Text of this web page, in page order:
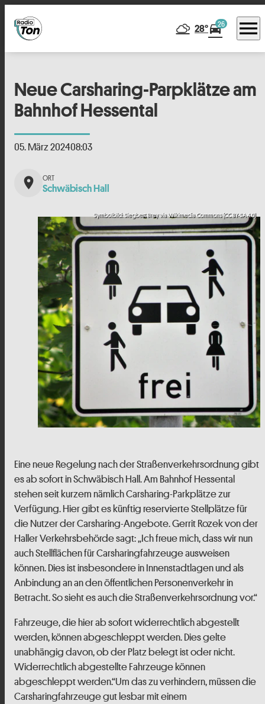
28°directions_car26 menu
Neue Carsharing-Parpklätze am
Bahnhof Hessental
05. März 202408:03
place Schwäbisch Hall
Symbolbild: Siegbert Brey via Wikimedia Commons (CC BY-SA 4.0)
Eine neue Regelung nach der Straßenverkehrsordnung gibt
es ab sofort in Schwäbisch Hall. Am Bahnhof Hessental
stehen seit kurzem nämlich Carsharing-Parkplätze zur
Verfügung. Hier gibt es künftig reservierte Stellplätze für
die Nutzer der Carsharing-Angebote. Gerrit Rozek von der
Haller Verkehrsbehörde sagt: „Ich freue mich, dass wir nun
auch Stellflächen für Carsharingfahrzeuge ausweisen
können. Dies ist insbesondere in Innenstadtlagen und als
Anbindung an an den öffentlichen Personenverkehr in
Betracht. So sieht es auch die Straßenverkehrsordnung vor.“
Fahrzeuge, die hier ab sofort widerrechtlich abgestellt
werden, können abgeschleppt werden. Dies gelte
unabhängig davon, ob der Platz belegt ist oder nicht.
Widerrechtlich abgestellte Fahrzeuge können
abgeschleppt werden.“Um das zu verhindern, müssen die
Carsharingfahrzeuge gut lesbar mit einem